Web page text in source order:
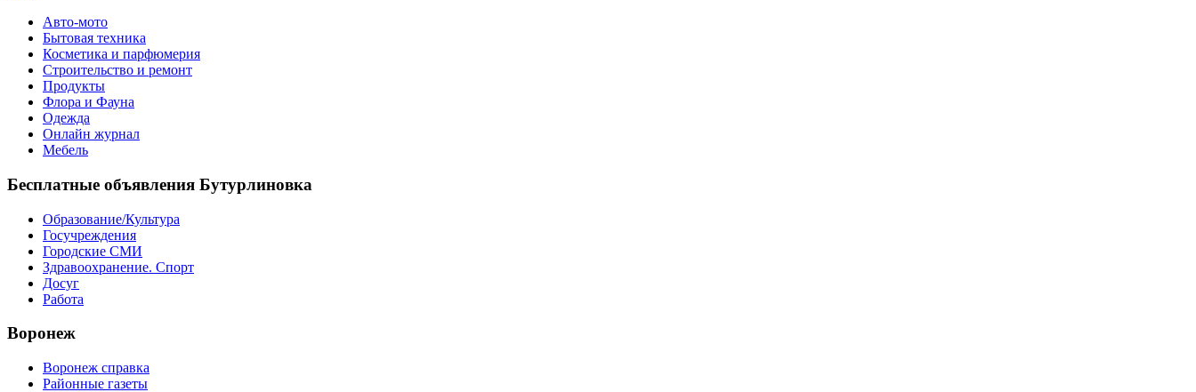
Авто-мото
Бытовая техника
Косметика и парфюмерия
Строительство и ремонт
Продукты
Флора и Фауна
Одежда
Онлайн журнал
Мебель
Бесплатные объявления Бутурлиновка
Образование/Культура
Госучреждения
Городские СМИ
Здравоохранение. Спорт
Досуг
Работа
Воронеж
Воронеж справка
Районные газеты